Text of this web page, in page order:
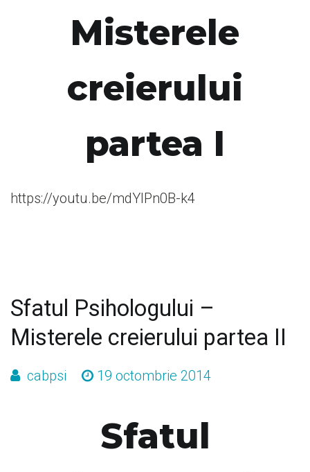
Misterele
creierului
partea I
https://youtu.be/mdYIPn0B-k4
Sfatul Psihologului –
Misterele creierului partea II
cabpsi 19 octombrie 2014
Sfatul